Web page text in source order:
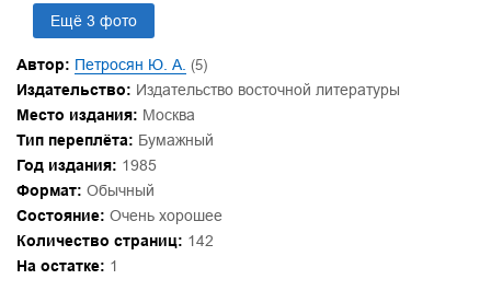
Ещё 3 фото
Автор: Петросян Ю. А. (5)
Издательство: Издательство восточной литературы
Место издания: Москва
Тип переплёта: Бумажный
Год издания: 1985
Формат: Обычный
Состояние: Очень хорошее
Количество страниц: 142
На остатке: 1